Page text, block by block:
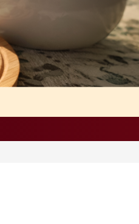
【家庭食養】漢方藥膳
【伴手送禮】烏骨滴雞
【無禮盒自用】烏骨滴